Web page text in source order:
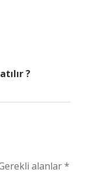
?
alanlar*